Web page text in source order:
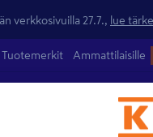
verkkosivuilla 27.7., lue
Tuotemerkit Ammattilaisille